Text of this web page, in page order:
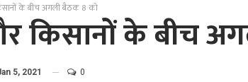
के बीच अगली बैठक 8 को
किसानों के बीच
5, 2021 0